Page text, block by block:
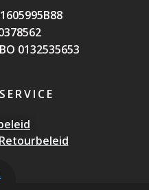
95B88
0132535653